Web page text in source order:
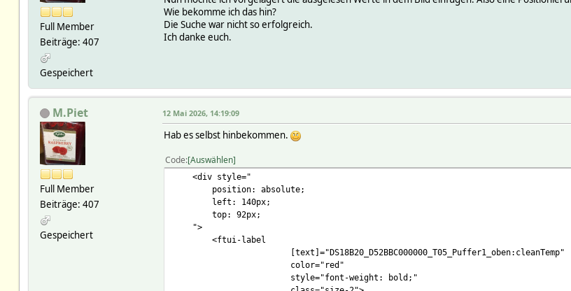
Full Member
Beiträge: 407
Gespeichert
Wie bekomme ich das hin?
Die Suche war nicht so erfolgreich.
Ich danke euch.
M.Piet
Full Member
Beiträge: 407
Gespeichert
12 Mai 2026, 14:19:09
Hab es selbst hinbekommen.
Code Auswählen
<div style="
position: absolute;
left: 140px;
top: 92px;
">
<ftui-label
[text]="DS18B20_D52BBC000000_T05_Puffer1_oben:cleanTemp"
color="red"
style="font-weight: bold;"